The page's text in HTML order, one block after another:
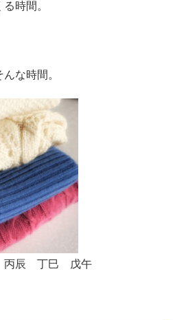
時間。
な時間。
辰 丁巳 戊午